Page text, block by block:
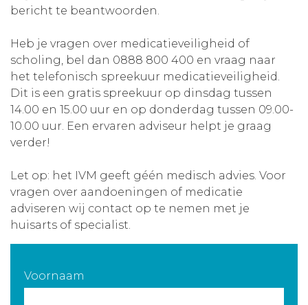
Winkelwagentje
Aanmelden nieuwsbrief
Inloggen
Toegang leeromgeving
bericht te beantwoorden.
Heb je vragen over medicatieveiligheid of
scholing, bel dan 0888 800 400 en vraag naar
het telefonisch spreekuur medicatieveiligheid.
Dit is een gratis spreekuur op dinsdag tussen
14.00 en 15.00 uur en op donderdag tussen 09.00-
10.00 uur. Een ervaren adviseur helpt je graag
verder!
Let op: het IVM geeft géén medisch advies. Voor
vragen over aandoeningen of medicatie
adviseren wij contact op te nemen met je
huisarts of specialist.
Voornaam